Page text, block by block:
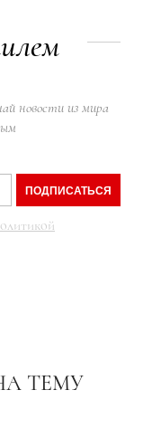
новости из мира
ПОДПИСАТЬСЯ
ТЕМУ